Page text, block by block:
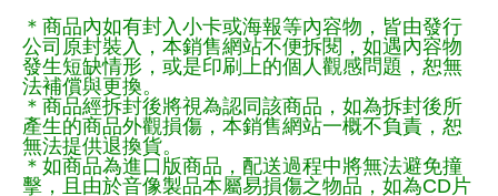
＊商品內如有封入小卡或海報等內容物，皆由發行
公司原封裝入，本銷售網站不便拆閱，如遇內容物
發生短缺情形，或是印刷上的個人觀感問題，恕無
法補償與更換。
＊商品經拆封後將視為認同該商品，如為拆封後所
產生的商品外觀損傷，本銷售網站一概不負責，恕
無法提供退換貨。
＊如商品為進口版商品，配送過程中將無法避免撞
擊，且由於音像製品本屬易損傷之物品，如為CD片